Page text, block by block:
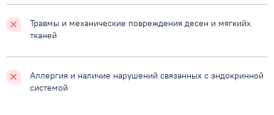
Травмы и механические повреждения десен и мягкийх
тканей
Аллергия и наличие нарушений связанных с эндокринной
системой